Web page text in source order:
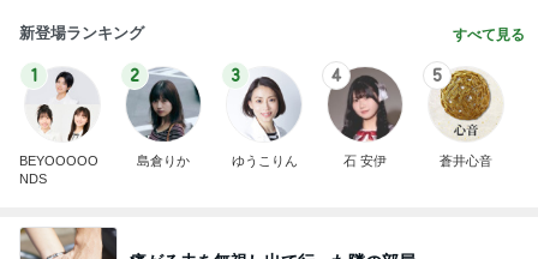
新登場ランキング すべて見る
1
BEYOOOOO
NDS
2
島倉りか
3
ゆうこりん
4
石 安伊
5
蒼井心音